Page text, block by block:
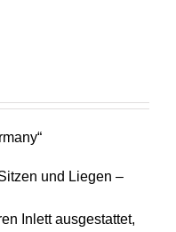
und Liegen –
Inlett ausgestattet,